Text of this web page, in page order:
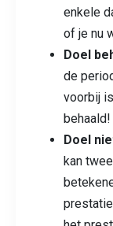
enkele
of je nu
Doel
de
voorbij
behaald!
Doel
kan